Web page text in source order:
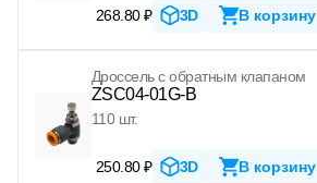
268.80 ₽ 3D В корзину
Дроссель с обратным клапаном
ZSC04-01G-B
110 шт.
250.80 ₽ 3D В корзину